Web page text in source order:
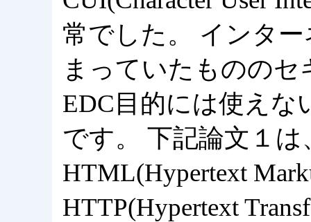
常でした。 インタ
まっていたものの
EDC目的には使え
です。 下記論文１
HTML(Hypertext
HTTP(Hypertext